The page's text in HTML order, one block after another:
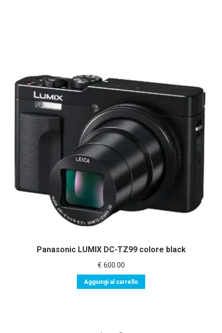
Panasonic LUMIX DC-TZ99 colore black
€600.00
Aggiungi al carrello